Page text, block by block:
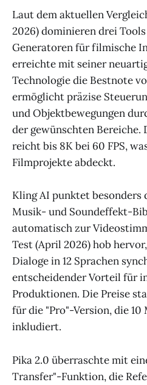
Laut dem aktuellen
2026) dominieren drei
Generatoren für filmische
erreichte mit seiner
Technologie die Bestnote
ermöglicht präzise
und Objektbewegungen
der gewünschten
reicht bis 8K bei 60 FPS,
Filmprojekte abdeckt.
Kling AI punktet
Musik- und Soundeffekt-
automatisch zur
Test (April 2026) hob
Dialoge in 12 Sprachen
entscheidender Vorteil für
Produktionen. Die Preise
für die "Pro"-Version, die
inkludiert.
Pika 2.0 überraschte mit
Transfer"-Funktion, die